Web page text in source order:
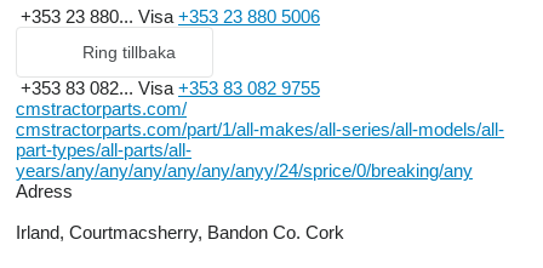
+353 23 880... Visa +353 23 880 5006
Ring tillbaka
+353 83 082... Visa +353 83 082 9755
cmstractorparts.com/
cmstractorparts.com/part/1/all-makes/all-series/all-models/all-
part-types/all-parts/all-
years/any/any/any/any/any/anyy/24/sprice/0/breaking/any
Adress
Irland, Courtmacsherry, Bandon Co. Cork